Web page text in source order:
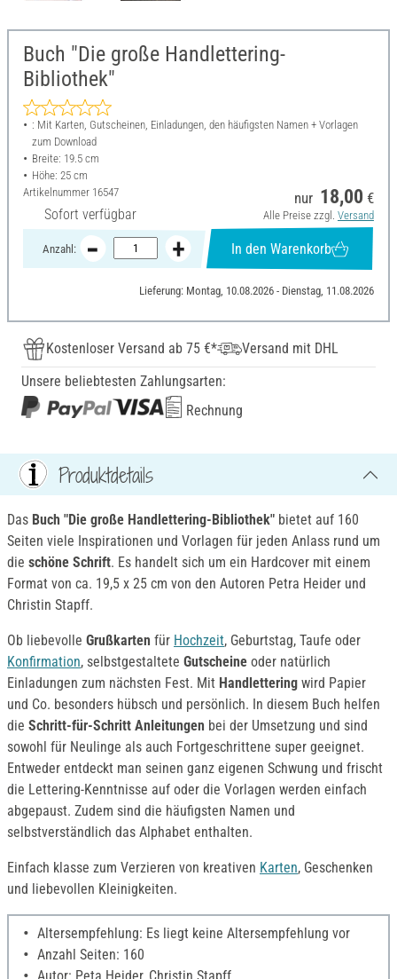
Buch "Die große Handlettering-
Bibliothek"
: Mit Karten, Gutscheinen, Einladungen, den häufigsten Namen + Vorlagen
zum Download
Breite: 19.5 cm
Höhe: 25 cm
Artikelnummer 16547
Sofort verfügbar
nur 18,00 €
Alle Preise zzgl. Versand
Anzahl: In den Warenkorb
Lieferung: Montag, 10.08.2026 - Dienstag, 11.08.2026
Kostenloser Versand ab 75 €*
Versand mit DHL
Unsere beliebtesten Zahlungsarten:
Rechnung
Produktdetails
Das Buch "Die große Handlettering-Bibliothek" bietet auf 160
Seiten viele Inspirationen und Vorlagen für jeden Anlass rund um
die schöne Schrift. Es handelt sich um ein Hardcover mit einem
Format von ca. 19,5 x 25 cm von den Autoren Petra Heider und
Christin Stapff.
Ob liebevolle Grußkarten für Hochzeit, Geburtstag, Taufe oder
Konfirmation, selbstgestaltete Gutscheine oder natürlich
Einladungen zum nächsten Fest. Mit Handlettering wird Papier
und Co. besonders hübsch und persönlich. In diesem Buch helfen
die Schritt-für-Schritt Anleitungen bei der Umsetzung und sind
sowohl für Neulinge als auch Fortgeschrittene super geeignet.
Entweder entdeckt man seinen ganz eigenen Schwung und frischt
die Lettering-Kenntnisse auf oder die Vorlagen werden einfach
abgepaust. Zudem sind die häufigsten Namen und
selbstverständlich das Alphabet enthalten.
Einfach klasse zum Verzieren von kreativen Karten, Geschenken
und liebevollen Kleinigkeiten.
Altersempfehlung: Es liegt keine Altersempfehlung vor
Anzahl Seiten: 160